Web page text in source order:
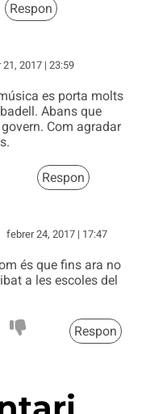
Respon
2017 | 23:59
es porta molts
Abans que
Com agradar
Respon
febrer 24, 2017 | 17:47
és que fins ara no
a les escoles del
Respon